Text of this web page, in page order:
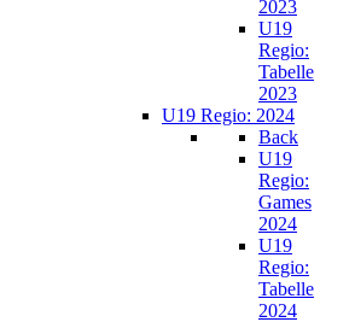
2023
U19
Regio:
Tabelle
2023
U19 Regio: 2024
Back
U19
Regio:
Games
2024
U19
Regio:
Tabelle
2024